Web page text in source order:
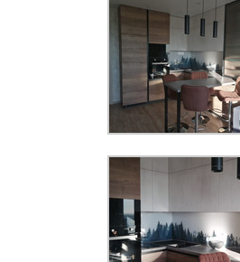
Увеличить
Увеличить
Панель КМ 470